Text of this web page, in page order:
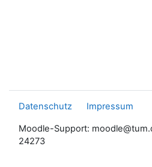
Datenschutz Impressum
Moodle-Support:
24273